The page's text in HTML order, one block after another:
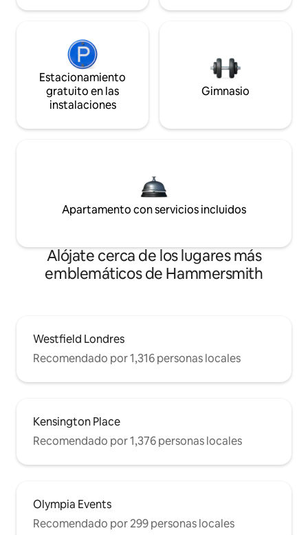
Estacionamiento
gratuito en las
instalaciones
Gimnasio
Apartamento con servicios incluidos
Alójate cerca de los lugares más
emblemáticos de Hammersmith
Westfield Londres
Recomendado por 1,316 personas locales
Kensington Place
Recomendado por 1,376 personas locales
Olympia Events
Recomendado por 299 personas locales